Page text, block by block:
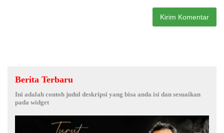
Berita Terbaru
Ini adalah contoh judul deskripsi yang bisa anda isi dan sesuaikan
pada widget